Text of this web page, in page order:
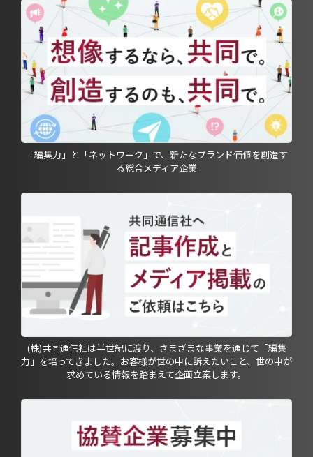
「編集力」と「ネットワーク」で、新たなブランド価値を創造す
る総合メディア企業
(株)共同通信社は半世紀に渡り、さまざまな事業を通じて「編集
力」を培ってきました。お客様が世の中に訴えたいこと、世の中が
求めている情報を踏まえて企画立案します。